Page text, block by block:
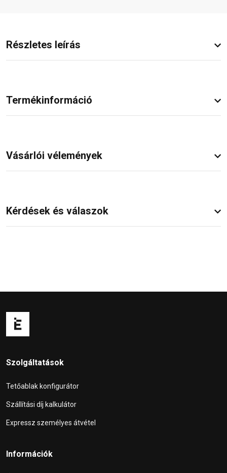
Részletes leírás
Termékinformáció
Vásárlói vélemények
Kérdések és válaszok
Szolgáltatások
Tetőablak konfigurátor
Szállítási díj kalkulátor
Expressz személyes átvétel
Információk